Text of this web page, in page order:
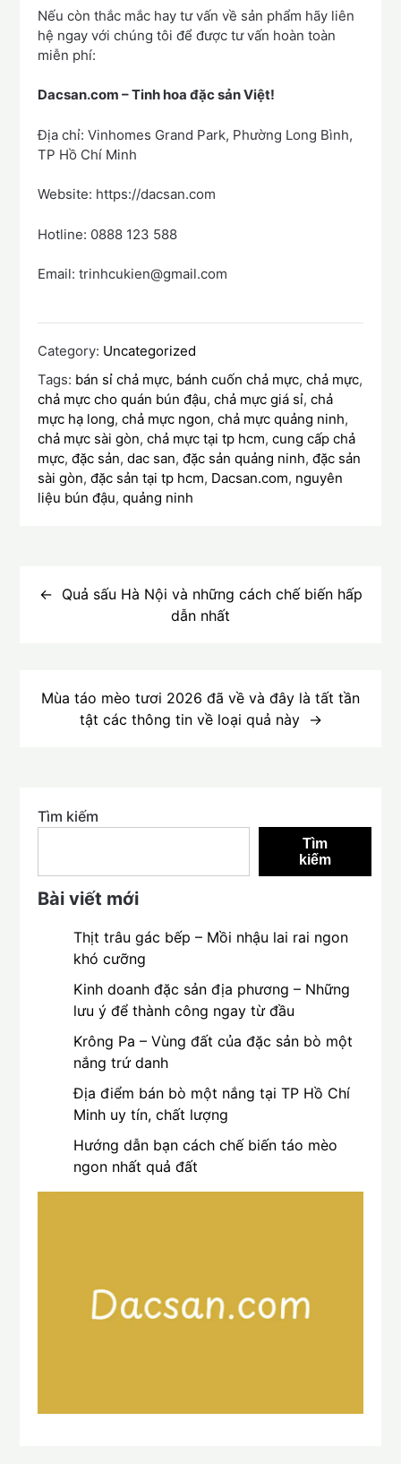
Nếu còn thắc mắc hay tư vấn về sản phẩm hãy liên
hệ ngay với chúng tôi để được tư vấn hoàn toàn
miễn phí:
Dacsan.com – Tinh hoa đặc sản Việt!
Địa chỉ: Vinhomes Grand Park, Phường Long Bình,
TP Hồ Chí Minh
Website: https://dacsan.com
Hotline: 0888 123 588
Email: trinhcukien@gmail.com
Category: Uncategorized
Tags: bán sỉ chả mực, bánh cuốn chả mực,chả mực,
chả mực cho quán bún đậu,chả mực giá sỉ,chả
mực hạ long,chả mực ngon,chả mực quảng ninh,
chả mực sài gòn,chả mực tại tp hcm,cung cấp chả
mực,đặc sản,dac san,đặc sản quảng ninh,đặc sản
sài gòn,đặc sản tại tp hcm, Dacsan.com, nguyên
liệu bún đậu,quảng ninh
hướngQuả sấu Hà Nội và những cách chế biến hấp
dẫn nhất
Mùa táo mèo tươi 2026 đã về và đây là tất tần
tật các thông tin về loại quả này
Tìm kiếm
Tìm
kiếm
Bài viết mới
Thịt trâu gác bếp – Mồi nhậu lai rai ngon
khó cưỡng
Kinh doanh đặc sản địa phương – Những
lưu ý để thành công ngay từ đầu
Krông Pa – Vùng đất của đặc sản bò một
nắng trứ danh
Địa điểm bán bò một nắng tại TP Hồ Chí
Minh uy tín, chất lượng
Hướng dẫn bạn cách chế biến táo mèo
ngon nhất quả đất